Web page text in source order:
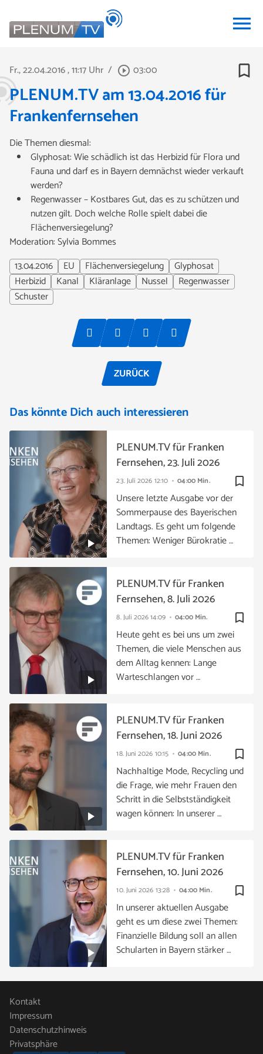
menu
Fr., 22.04.2016, 11:17 Uhr / play_circle_outline 03:00 bookmark_border
PLENUM.TV am 13.04.2016 für
Frankenfernsehen
Die Themen diesmal:
Glyphosat: Wie schädlich ist das Herbizid für Flora und
Fauna und darf es in Bayern demnächst wieder verkauft
werden?
Regenwasser – Kostbares Gut, das es zu schützen und
nutzen gilt. Doch welche Rolle spielt dabei die
Flächenversiegelung?
Moderation: Sylvia Bommes
13.04.2016
EU Flächenversiegelung
Glyphosat
Herbizid
Kanal Kläranlage Nussel
Regenwasser
Schuster
ZURÜCK
Das könnte Dich auch interessieren
bookmark_border
23. Juli 2026 12:10 04:00 Min.
PLENUM.TV für Franken
Fernsehen, 23. Juli 2026
Unsere letzte Ausgabe vor der
Sommerpause des Bayerischen
Landtags. Es geht um folgende
Themen: Weniger Bürokratie …
bookmark_border
8. Juli 202614:09 04:00 Min.
PLENUM.TV für Franken
Fernsehen, 8. Juli 2026
Heute geht es bei uns um zwei
Themen, die viele Menschen aus
dem Alltag kennen: Lange
Warteschlangen vor …
bookmark_border
18. Juni 2026 10:15 04:00 Min.
PLENUM.TV für Franken
Fernsehen, 18. Juni 2026
Nachhaltige Mode, Recycling und
die Frage, wie mehr Frauen den
Schritt in die Selbstständigkeit
wagen können: In unserer …
bookmark_border
10. Juni 2026 13:28 04:00 Min.
PLENUM.TV für Franken
Fernsehen, 10. Juni 2026
In unserer aktuellen Ausgabe
geht es um diese zwei Themen:
Finanzielle Bildung soll an allen
Schularten in Bayern stärker …
Kontakt
Impressum
Datenschutzhinweis
Privatsphäre